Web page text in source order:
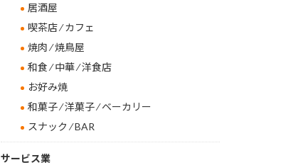
居酒屋
喫茶店 ⁄ カフェ
焼肉 ⁄ 焼鳥屋
和食 ⁄ 中華 ⁄ 洋食店
お好み焼
和菓子 ⁄ 洋菓子 ⁄ ベーカリー
スナック ⁄ BAR
サービス業